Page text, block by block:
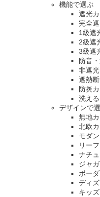
機能で選ぶ
遮光
完全
1級遮
2級遮
3級遮
防音
非遮
遮熱
防炎
洗え
デザインで
無地
北欧
モダ
リー
ナチ
ジャ
ボー
ディ
キッ